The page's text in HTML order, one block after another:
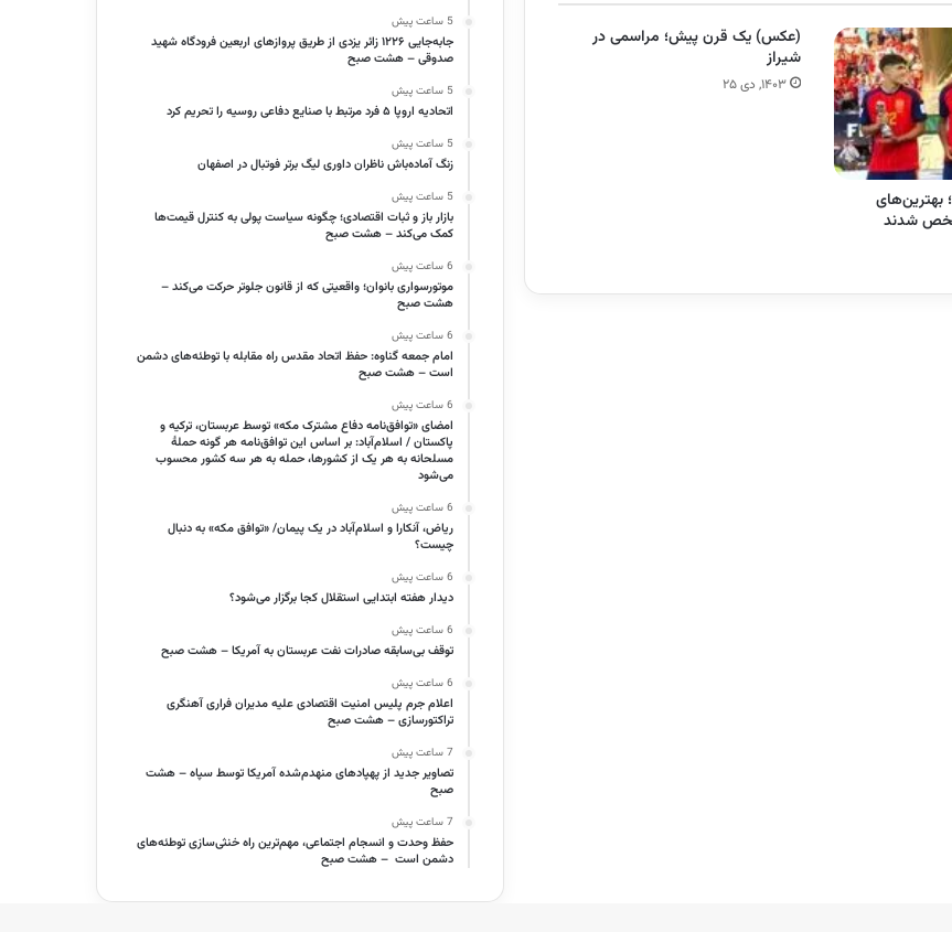
بهترین‌های
(عکس) یک قرن پیش؛ مراسمی در
شیراز
۱۴۰۳, دی ۲۵
5 ساعت پیش
جابه‌جایی ۱۲۲۶ زائر یزدی از طریق پروازهای اربعین فرودگاه شهید
صدوقی – هشت صبح
5 ساعت پیش
اتحادیه اروپا ۵ فرد مرتبط با صنایع دفاعی روسیه را تحریم کرد
5 ساعت پیش
زنگ آماده‌باش ناظران داوری لیگ برتر فوتبال در اصفهان
5 ساعت پیش
بازار باز و ثبات اقتصادی؛ چگونه سیاست پولی به کنترل قیمت‌ها
کمک می‌کند – هشت صبح
6 ساعت پیش
موتورسواری بانوان؛ واقعیتی که از قانون جلوتر حرکت می‌کند –
هشت صبح
6 ساعت پیش
امام جمعه گناوه: حفظ اتحاد مقدس راه مقابله با توطئه‌های دشمن
است – هشت صبح
6 ساعت پیش
امضای «توافق‌نامه دفاع مشترک مکه» توسط عربستان، ترکیه و
پاکستان / اسلام‌آباد: بر اساس این توافق‌نامه هر گونه حملهٔ
مسلحانه به هر یک از کشورها، حمله به هر سه کشور محسوب
می‌شود
6 ساعت پیش
ریاض، آنکارا و اسلام‌آباد در یک پیمان/ «توافق مکه» به دنبال
چیست؟
6 ساعت پیش
دیدار هفته ابتدایی استقلال کجا برگزار می‌شود؟
6 ساعت پیش
توقف بی‌سابقه صادرات نفت عربستان به آمریکا – هشت صبح
6 ساعت پیش
اعلام جرم پلیس امنیت اقتصادی علیه مدیران فراری آهنگری
تراکتورسازی – هشت صبح
7 ساعت پیش
تصاویر جدید از پهپادهای منهدم‌شده آمریکا توسط سپاه – هشت
صبح
7 ساعت پیش
حفظ وحدت و انسجام اجتماعی، مهم‌ترین راه خنثی‌سازی توطئه‌های
دشمن است – هشت صبح